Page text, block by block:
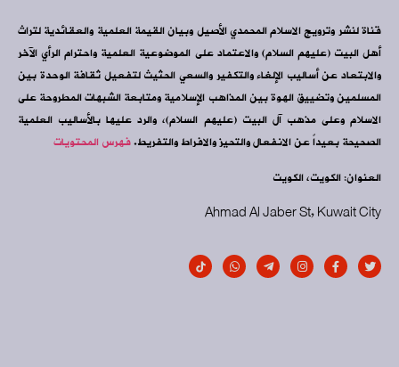
قناة لنشر وترويج الاسلام المحمدي الأصيل وبيان القيمة العلمية والعقائدية لتراث
أهل البيت (عليهم السلام) والاعتماد على الموضوعية العلمية واحترام الرأي الآخر
والابتعاد عن أساليب الإلغاء والتكفير والسعي الحثيث لتفعيل ثقافة الوحدة بين
المسلمين وتضييق الهوة بين المذاهب الإسلامية ومتابعة الشبهات المطروحة على
الاسلام وعلى مذهب آل البيت (عليهم السلام)، والرد عليها بالأساليب العلمية
الصحيحة بعيداً عن الانفعال والتحيز والافراط والتفريط.فهرس المحتويات
العنوان: الكويت، الكويت
Ahmad Al Jaber St, Kuwait City